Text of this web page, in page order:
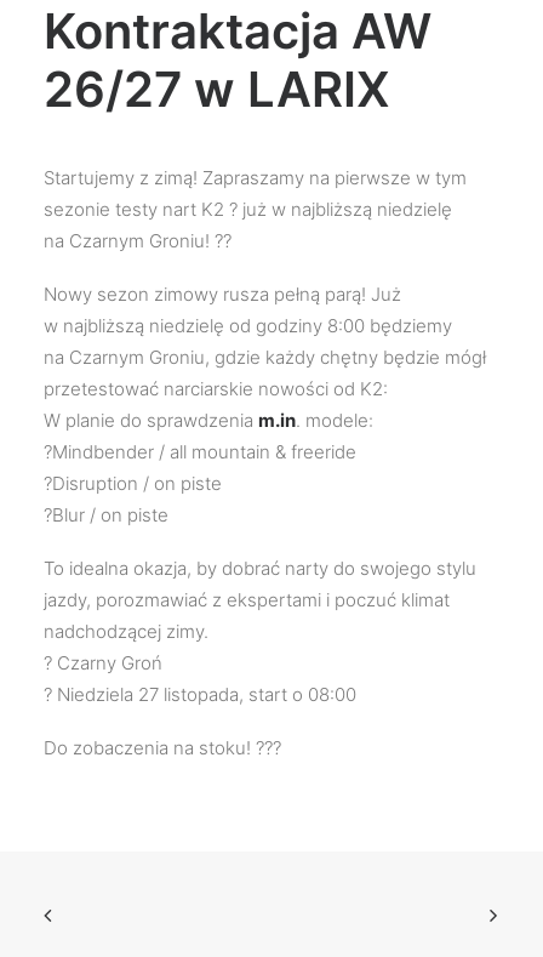
Kontraktacja AW
26/27 w LARIX
Startujemy z zimą! Zapraszamy na pierwsze w tym
sezonie testy nart K2 ? już w najbliższą niedzielę
na Czarnym Groniu! ??
Nowy sezon zimowy rusza pełną parą! Już
w najbliższą niedzielę od godziny 8:00 będziemy
na Czarnym Groniu, gdzie każdy chętny będzie mógł
przetestować narciarskie nowości od K2:
W planie do sprawdzenia m.in. modele:
?Mindbender / all mountain & freeride
?Disruption / on piste
?Blur / on piste
To idealna okazja, by dobrać narty do swojego stylu
jazdy, porozmawiać z ekspertami i poczuć klimat
nadchodzącej zimy.
? Czarny Groń
? Niedziela 27 listopada, start o 08:00
Do zobaczenia na stoku! ???